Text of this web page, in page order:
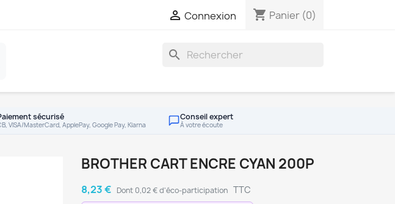
 Connexion shopping_cart Panier (0)
search
sécurisé
VISA/MasterCard, ApplePay, Google Pay, Klarna
Conseil expert
À votre écoute
BROTHER CART ENCRE CYAN 200P
8,23 € Dont 0,02 € d'éco-participation TTC